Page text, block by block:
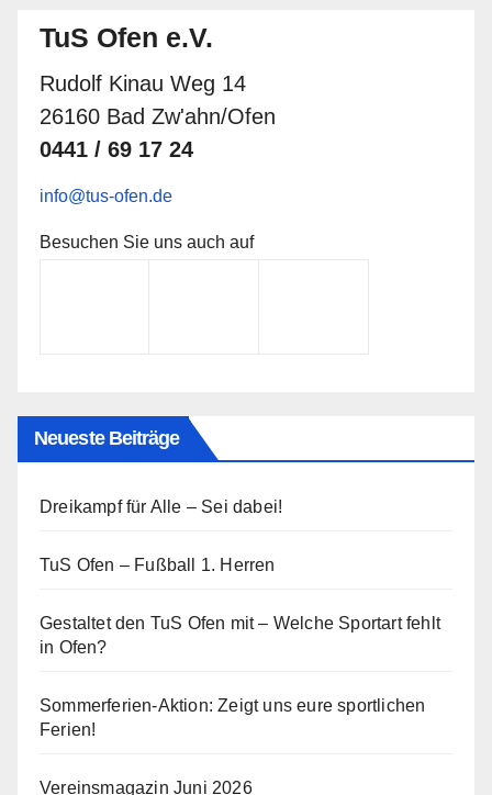
TuS Ofen e.V.
Rudolf Kinau Weg 14
26160 Bad Zw'ahn/Ofen
0441 / 69 17 24
info@tus-ofen.de
Besuchen Sie uns auch auf
Neueste Beiträge
Dreikampf für Alle – Sei dabei!
TuS Ofen – Fußball 1. Herren
Gestaltet den TuS Ofen mit – Welche Sportart fehlt
in Ofen?
Sommerferien-Aktion: Zeigt uns eure sportlichen
Ferien!
Vereinsmagazin Juni 2026